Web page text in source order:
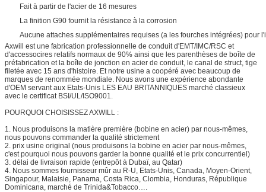
Fait à partir de l'acier de 16 mesures
La finition G90 fournit la résistance à la corrosion
Aucune attaches supplémentaires requises (a les fourches intégrées) pour
Axwill est une fabrication professionnelle de conduit d'EMT/IMC/RSC et
d'accessocires relatifs normaux de 90% ainsi que les parenthèses de boîte de
préfabrication et la boîte de jonction en acier de conduit, le canal de struct, tige
filetée avec 15 ans d'histoire. Et notre usine a coopéré avec beaucoup de
marques de renommée mondiale. Nous avons une expérience abondante
d'OEM servant aux Etats-Unis LES EAU BRITANNIQUES marché classieux
avec le certificat BSI/UL/ISO9001.
POURQUOI CHOISISSEZ AXWILL :
1. Nous produisons la matière première (bobine en acier) par nous-mêmes,
nous pouvons commander la qualité strictement
2. prix usine original (nous produisons la bobine en acier par nous-mêmes,
c'est pourquoi nous pouvons garder la bonne qualité et le prix concurrentiel)
3. délai de livraison rapide (entrepôt à Dubaï, au Qatar)
4. Nous sommes fournisseur mûr au R-U, Etats-Unis, Canada, Moyen-Orient,
Singapour, Malaisie, Panama, Costa Rica, Clombia, Honduras, République
Dominicana, marché de Trinida&Tobacco….